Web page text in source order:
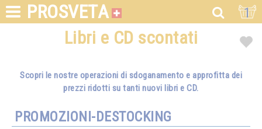
PROSVETA 1
Libri e CD scontati
Scopri le nostre operazioni di sdoganamento e approfitta dei
prezzi ridotti su tanti nuovi libri e CD.
PROMOZIONI-DESTOCKING